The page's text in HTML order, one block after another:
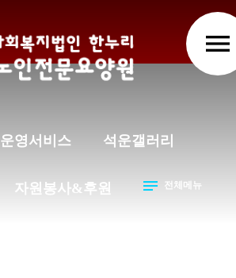
운영서비스 석운갤러리
자원봉사&후원 notes 전체메뉴
menu